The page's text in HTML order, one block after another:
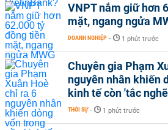
VNPT nắm giữ hơn
mặt, ngang ngửa
DOANH NGHIỆP - 1 phút trước
Chuyên gia Phạm
nguyên nhân khiến
kinh tế còn 'tắc
THỜI SỰ - 1 phút trước